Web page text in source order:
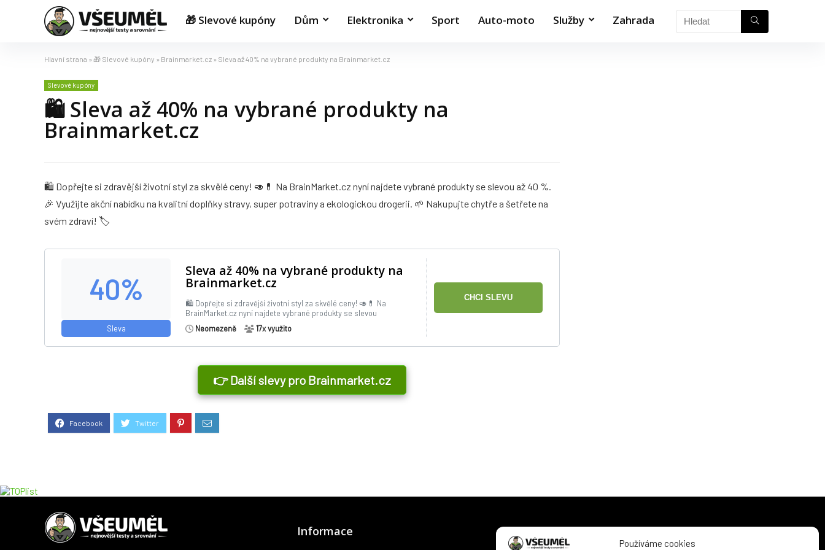
Používáme cookies
🎁 Slevové kupóny Dům Elektronika Sport Auto-moto Služby Zahrada
Hlavní strana » 🎁 Slevové kupóny » Brainmarket.cz » Sleva až 40% na vybrané produkty na Brainmarket.cz
Slevové kupóny
🛍️ Sleva až 40% na vybrané produkty na
Brainmarket.cz
🛍️ Dopřejte si zdravější životní styl za skvělé ceny! 🥑💊 Na BrainMarket.cz nyní najdete vybrané produkty se slevou až 40 %.
🎉 Využijte akční nabídku na kvalitní doplňky stravy, super potraviny a ekologickou drogerii. 🌱 Nakupujte chytře a šetřete na
svém zdraví! 🏷️
40%
Sleva
Sleva až 40% na vybrané produkty na
Brainmarket.cz
🛍️ Dopřejte si zdravější životní styl za skvělé ceny! 🥑💊 Na
BrainMarket.cz nyní najdete vybrané produkty se slevou
Neomezeně
17xvyužito
CHCI SLEVU
👉 Další slevy pro Brainmarket.cz
Informace Kontaktní email